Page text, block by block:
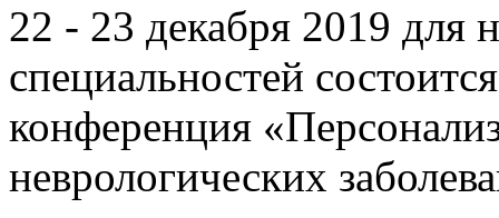
22 - 23 декабря 2019 для
специальностей
конференция
неврологических